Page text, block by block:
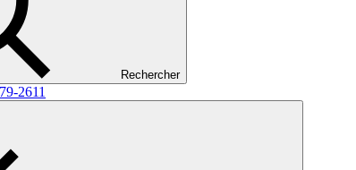
Rechercher
2611